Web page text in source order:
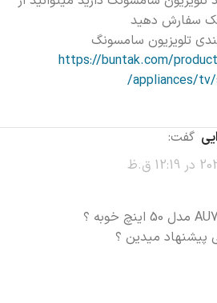
سفارش دهید
تلویزیون سامسونگ
https://buntak.com/
appliances/tv/
گفت:
پیشنهاد میدین ؟